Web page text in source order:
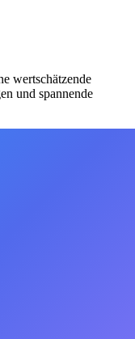
wertschätzende
und spannende